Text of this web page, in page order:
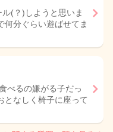
(？)しようと思いま
何分ぐらい遊ばせてま
べるの嫌がる子だっ
となしく椅子に座って